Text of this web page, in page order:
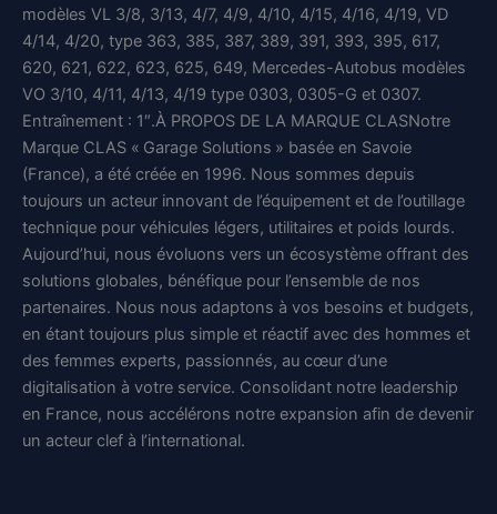
modèles VL 3/8, 3/13, 4/7, 4/9, 4/10, 4/15, 4/16, 4/19, VD
4/14, 4/20, type 363, 385, 387, 389, 391, 393, 395, 617,
620, 621, 622, 623, 625, 649, Mercedes-Autobus modèles
VO 3/10, 4/11, 4/13, 4/19 type 0303, 0305-G et 0307.
Entraînement : 1″.À PROPOS DE LA MARQUE CLASNotre
Marque CLAS « Garage Solutions » basée en Savoie
(France), a été créée en 1996. Nous sommes depuis
toujours un acteur innovant de l’équipement et de l’outillage
technique pour véhicules légers, utilitaires et poids lourds.
Aujourd’hui, nous évoluons vers un écosystème offrant des
solutions globales, bénéfique pour l’ensemble de nos
partenaires. Nous nous adaptons à vos besoins et budgets,
en étant toujours plus simple et réactif avec des hommes et
des femmes experts, passionnés, au cœur d’une
digitalisation à votre service. Consolidant notre leadership
en France, nous accélérons notre expansion afin de devenir
un acteur clef à l’international.